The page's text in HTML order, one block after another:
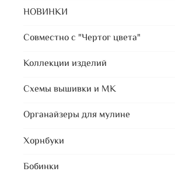
НОВИНКИ
Совместно с "Чертог цвета"
Коллекции изделий
Схемы вышивки и МК
Органайзеры для мулине
Хорнбуки
Бобинки